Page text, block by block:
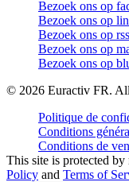
Bezoek ons op
Bezoek ons op
Bezoek ons op
Bezoek ons op
Bezoek ons op
© 2026 Euractiv FR.
Politique de
Conditions
Conditions de
This site is protected
Policy and Terms of